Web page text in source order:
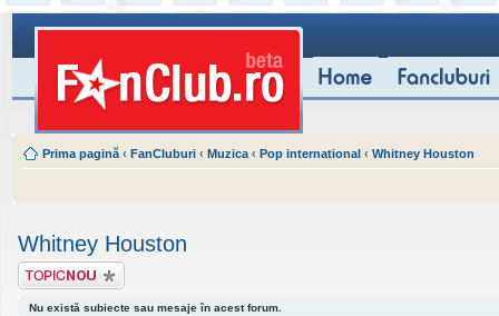
Prima pagină ‹ FanCluburi ‹ Muzica ‹ Pop international ‹ Whitney Houston
Whitney Houston
Scrie un subiect
nou
Nu există subiecte sau mesaje în acest forum.